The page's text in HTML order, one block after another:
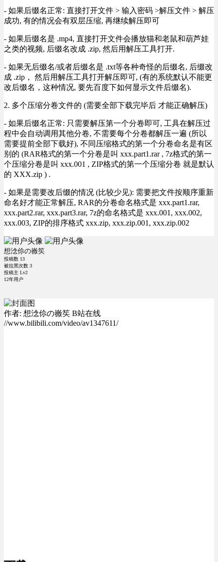
- 如果后缀名正常: 直接打开文件 > 输入密码 >解压文件 > 解压
成功, 有的情况会有双层压缩, 再继续解压即可
- 如果后缀名是 .mp4, 直接打开文件会播放猫和老鼠和葫芦娃
之类的视频, 后缀名改成 .zip, 然后用解压工具打开.
- 如果无后缀名/或者后缀名是 .txt等各种奇怪的后缀名, 后缀改
成 .zip， 然后用解压工具打开解压即可, (有的系统默认不能更
改后缀名，这种情况, 要先百度下如何显示文件后缀名).
2. 多个压缩分卷文件的 (需要全部下载完毕后 才能正确解压)
- 如果后缀名正常: 只需要解压第一个分卷即可, 工具在解压过
程中会自动调用其他分卷, 不需要每个分卷都解压一遍 (所以
需要提前全部下载好), 不同压缩格式的第一个分卷命名是有区
别的 (RAR格式的第一个分卷是叫 xxx.part1.rar , 7z格式的第一
个压缩分卷是叫 xxx.001 , ZIP格式的第一个压缩分卷 就是默认
的 XXX.zip ) .
- 如果是需要改后缀的情况 (比较少见): 需要把文件按顺序重新
命名好才能正常解压, RAR的分卷命名格式是 xxx.part1.rar,
xxx.part2.rar, xxx.part3.rar, 7z的命名格式是 xxx.001, xxx.002,
xxx.003, ZIP的排序格式 xxx.zip, xxx.zip.001, xxx.zip.002
想淰伱の嶶笶
投稿数 13
被拉黑次数 3
投稿主 Lv2
12年用户
作者: 想淰伱の嶶笶 B站在线
//www.bilibili.com/video/av1347611/